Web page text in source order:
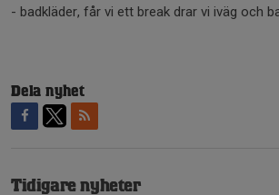
- badkläder, får vi ett break drar vi iväg och
Dela nyhet
Tidigare nyheter